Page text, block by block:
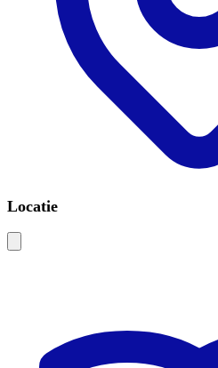
Locatie